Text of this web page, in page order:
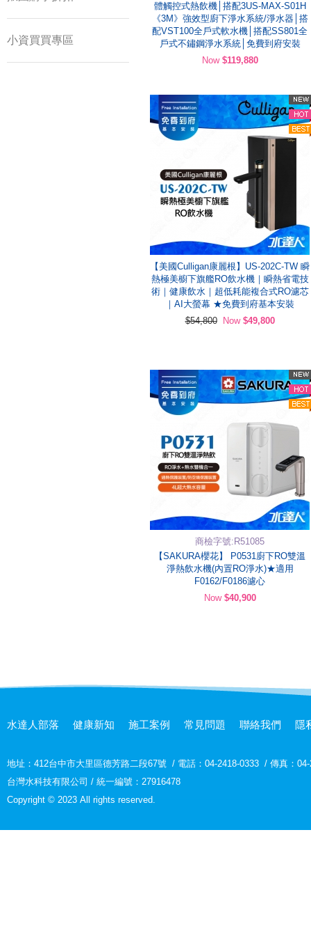
小資買買專區
體觸控式熱飲機│搭配3US-MAX-S01H
《3M》強效型廚下淨水系統/淨水器│搭
配VST100全戶式軟水機│搭配SS801全
戶式不鏽鋼淨水系統│免費到府安裝
Now $119,880
【美國Culligan康麗根】US-202C-TW 瞬
熱極美櫥下旗艦RO飲水機｜瞬熱省電技
術｜健康飲水｜超低耗能複合式RO濾芯
｜AI大螢幕 ★免費到府基本安裝
$54,800
Now $49,800
商檢字號:R51085
【SAKURA櫻花】 P0531廚下RO雙溫
淨熱飲水機(內置RO淨水)★適用
F0162/F0186濾心
Now $40,900
水達人部落 健康新知 施工案例 常見問題 聯絡我們 隱
地址： 412台中市大里區德芳路二段67號 / 電話：04-2418-0333 / 傳真：
台灣水科技有限公司 / 統一編號：27916478
Copyright © 2023 All rights reserved.